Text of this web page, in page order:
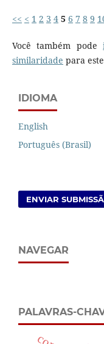
<< < 1 2 3 4 5 6 7 8 9
Você também pode
similaridade para
IDIOMA
English
Português (Brasil)
ENVIAR
NAVEGAR
PALAVRAS-